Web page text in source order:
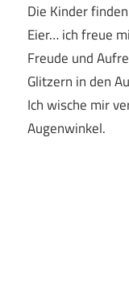
Die Kinder
Eier… ich freue
Freude und
Glitzern in den
Ich wische mir
Augenwinkel.